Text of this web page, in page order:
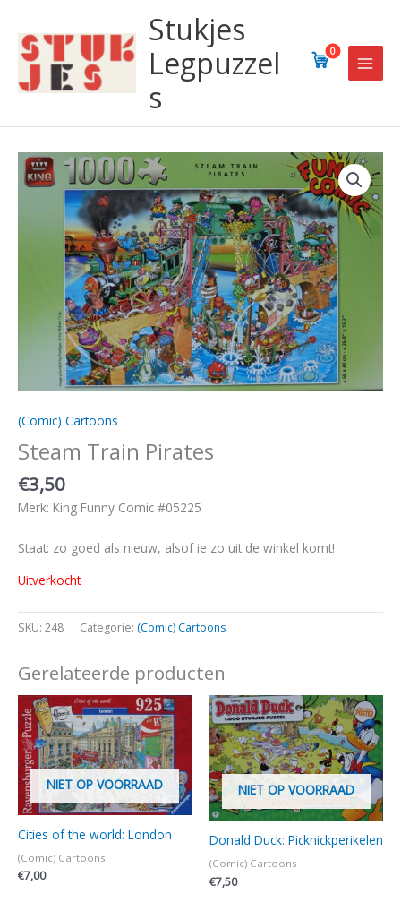
inhoud
Stukjes
Legpuzzel
s
0
(Comic) Cartoons
Steam Train Pirates
€3,50
Merk: King Funny Comic #05225
Staat: zo goed als nieuw, alsof ie zo uit de winkel komt!
Uitverkocht
SKU: 248 Categorie: (Comic) Cartoons
Gerelateerde producten
NIET OP VOORRAAD
Cities of the world: London
(Comic) Cartoons
€7,00
NIET OP VOORRAAD
Donald Duck: Picknickperikelen
(Comic) Cartoons
€7,50